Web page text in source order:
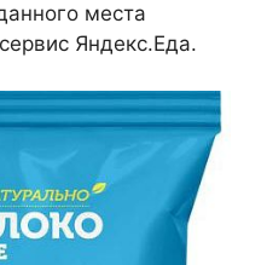
места
Яндекс.Еда.